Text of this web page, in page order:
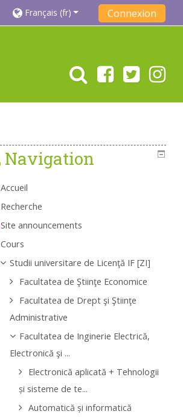
Français ‎(fr)‎ Connexion
Navigation
Accueil
Recherche
Site announcements
Cours
Studii universitare de Licenţă IF [ZI]
Facultatea de Ştiinţe Economice
Facultatea de Drept şi Ştiinţe
Administrative
Facultatea de Inginerie Electrică,
Electronică şi ...
Electronică aplicată + Tehnologii
și sisteme de te...
Automatică și informatică